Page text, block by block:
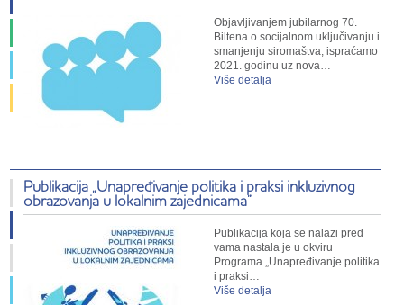
Objavljivanjem jubilarnog 70.
Biltena o socijalnom uključivanju i
smanjenju siromaštva, ispraćamo
2021. godinu uz nova…
Više detalja
Publikacija „Unapređivanje politika i praksi inkluzivnog
obrazovanja u lokalnim zajednicama”
Publikacija koja se nalazi pred
vama nastala je u okviru
Programa „Unapređivanje politika
i praksi…
Više detalja